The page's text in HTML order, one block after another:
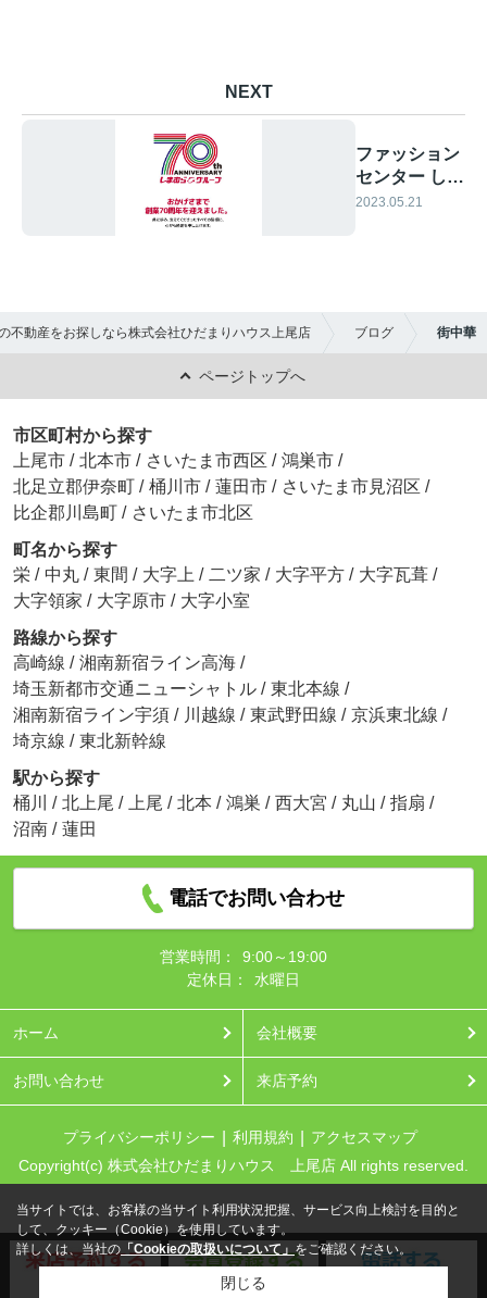
NEXT
ファッション
センター しー
まーむーらー
2023.05.21
不動産をお探しなら株式会社ひだまりハウス上尾店 ブログ 街中華
ページトップへ
市区町村から探す
上尾市 / 北本市 / さいたま市西区 / 鴻巣市 /
北足立郡伊奈町 / 桶川市 / 蓮田市 / さいたま市見沼区 /
比企郡川島町 / さいたま市北区
町名から探す
栄 / 中丸 / 東間 / 大字上 / 二ツ家 / 大字平方 / 大字瓦葺 /
大字領家 / 大字原市 / 大字小室
路線から探す
高崎線 / 湘南新宿ライン高海 /
埼玉新都市交通ニューシャトル / 東北本線 /
湘南新宿ライン宇須 / 川越線 / 東武野田線 / 京浜東北線 /
埼京線 / 東北新幹線
駅から探す
桶川
/ 北上尾 / 上尾 / 北本 / 鴻巣 / 西大宮 / 丸山 / 指扇 /
沼南 / 蓮田
電話でお問い合わせ
営業時間：
9:00～19:00
定休日：
水曜日
ホーム 会社概要
お問い合わせ 来店予約
プライバシーポリシー 利用規約
アクセスマップ
Copyright(c) 株式会社ひだまりハウス 上尾店 All rights reserved.
当サイトでは、お客様の当サイト利用状況把握、サービス向上検討を目的と
して、クッキー（Cookie）を使用しています。
詳しくは、当社の 「Cookieの取扱いについて」をご確認ください。
閉じる